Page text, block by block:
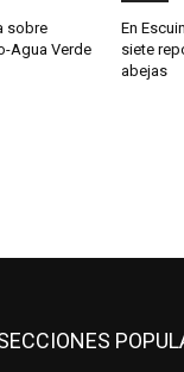
sobre
Agua Verde
En
siete
abejas